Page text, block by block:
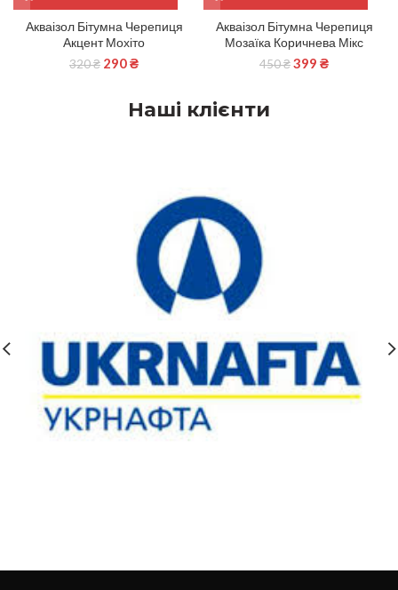
Акваізол Бітумна Черепиця
Акцент Мохіто
320₴ 290₴
Акваізол Бітумна Черепиця
Мозаїка Коричнева Мікс
450₴399 ₴
Наші клієнти